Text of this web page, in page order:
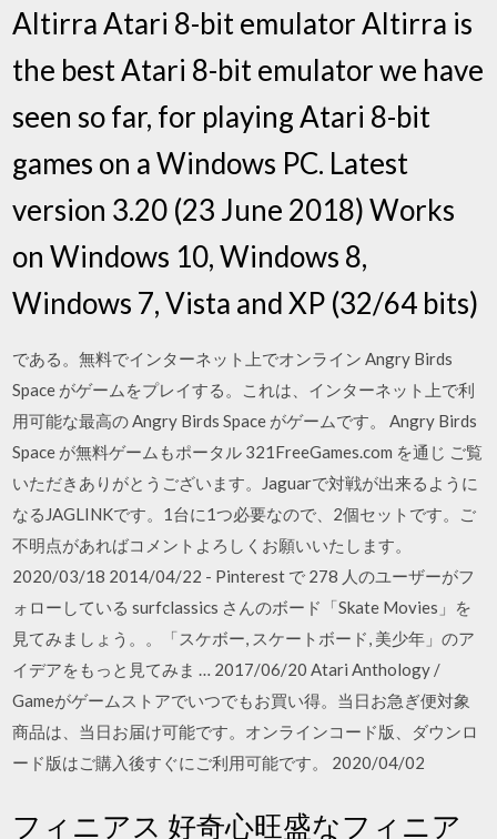
Altirra Atari 8-bit emulator Altirra is
the best Atari 8-bit emulator we have
seen so far, for playing Atari 8-bit
games on a Windows PC. Latest
version 3.20 (23 June 2018) Works
on Windows 10, Windows 8,
Windows 7, Vista and XP (32/64 bits)
である。無料でインターネット上でオンライン Angry Birds
Space がゲームをプレイする。これは、インターネット上で利
用可能な最高の Angry Birds Space がゲームです。 Angry Birds
Space が無料ゲームもポータル 321FreeGames.com を通じ ご覧
いただきありがとうございます。Jaguarで対戦が出来るように
なるJAGLINKです。1台に1つ必要なので、2個セットです。ご
不明点があればコメントよろしくお願いいたします。
2020/03/18 2014/04/22 - Pinterest で 278 人のユーザーがフ
ォローしている surfclassics さんのボード「Skate Movies」を
見てみましょう。。「スケボー, スケートボード, 美少年」のア
イデアをもっと見てみま … 2017/06/20 Atari Anthology /
Gameがゲームストアでいつでもお買い得。当日お急ぎ便対象
商品は、当日お届け可能です。オンラインコード版、ダウンロ
ード版はご購入後すぐにご利用可能です。 2020/04/02
フィニアス 好奇心旺盛なフィニア